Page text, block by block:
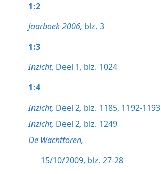
1:2
Jaarboek 2006, blz. 3
1:3
Inzicht, Deel 1, blz. 1024
1:4
Inzicht, Deel 2, blz. 1185, 1192-1193
Inzicht, Deel 2, blz. 1249
De Wachttoren,
15/10/2009, blz. 27-28